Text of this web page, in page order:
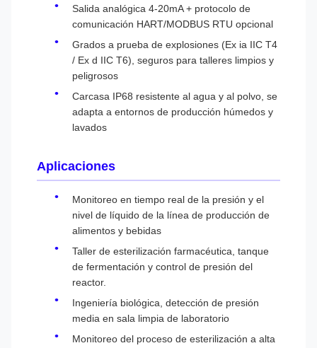
Salida analógica 4-20mA + protocolo de
comunicación HART/MODBUS RTU opcional
Grados a prueba de explosiones (Ex ia IIC T4
/ Ex d IIC T6), seguros para talleres limpios y
peligrosos
Carcasa IP68 resistente al agua y al polvo, se
adapta a entornos de producción húmedos y
lavados
Aplicaciones
Monitoreo en tiempo real de la presión y el
nivel de líquido de la línea de producción de
alimentos y bebidas
Taller de esterilización farmacéutica, tanque
de fermentación y control de presión del
reactor.
Ingeniería biológica, detección de presión
media en sala limpia de laboratorio
Monitoreo del proceso de esterilización a alta